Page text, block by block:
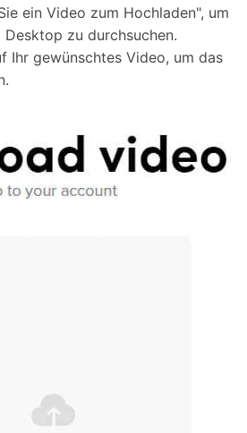
ein Video zum Hochladen", um
zu durchsuchen.
Ihr gewünschtes Video, um das